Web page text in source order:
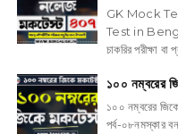
GK Mock
Test in
চাকরির পরীক্ষা বা
১০০ নম্বরের
১০০ নম্বরের
পর্ব-০৮নমস্কার